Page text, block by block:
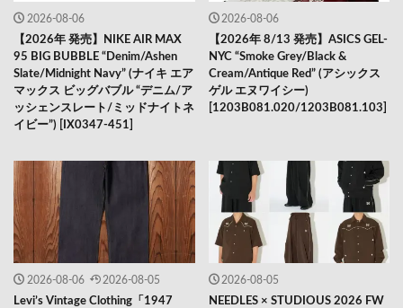
2026-08-06
【2026年 発売】NIKE AIR MAX
95 BIG BUBBLE “Denim/Ashen
Slate/Midnight Navy” (ナイキ エア
マックス ビッグバブル “デニム/ア
ッシェンスレート/ミッドナイトネ
イビー”) [IX0347-451]
2026-08-06
【2026年 8/13 発売】ASICS GEL-
NYC “Smoke Grey/Black &
Cream/Antique Red” (アシックス
ゲル エヌワイシー)
[1203B081.020/1203B081.103]
2026-08-06 2026-08-05
Levi’s Vintage Clothing「1947
2026-08-05
NEEDLES × STUDIOUS 2026 FW